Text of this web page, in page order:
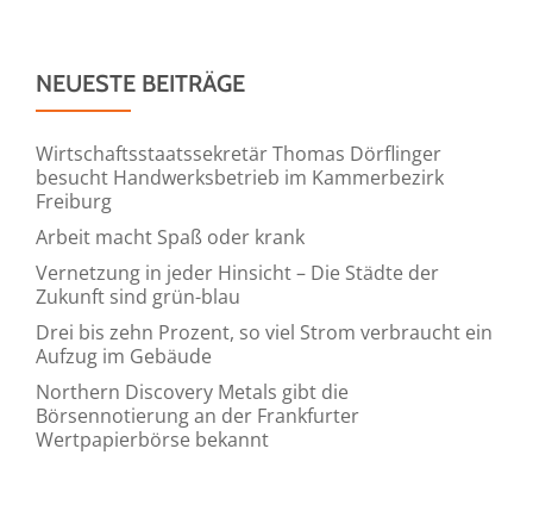
NEUESTE BEITRÄGE
Wirtschaftsstaatssekretär Thomas Dörflinger
besucht Handwerksbetrieb im Kammerbezirk
Freiburg
Arbeit macht Spaß oder krank
Vernetzung in jeder Hinsicht – Die Städte der
Zukunft sind grün-blau
Drei bis zehn Prozent, so viel Strom verbraucht ein
Aufzug im Gebäude
Northern Discovery Metals gibt die
Börsennotierung an der Frankfurter
Wertpapierbörse bekannt